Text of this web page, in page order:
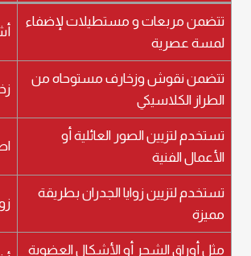
تتضمن مربعات و مستطيلات لإضفاء
لمسة عصرية
تتضمن نقوش وزخارف مستوحاه من
الطراز الكلاسيكي
تستخدم لتزيين الصور العائلية أو
الأعمال الفنية
تستخدم لتزيين زوايا الجدران بطريقة
مميزة
مثل أوراق الشجر أو الأشكال العضوية